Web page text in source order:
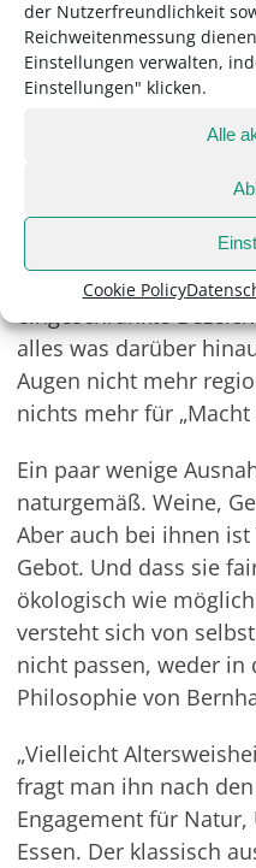
der Nutzerfreundlichkeit
Reichweitenmessung
Einstellungen verwalten,
Einstellungen" klicken.
Alle
Cookie Policy
neuen Laden vor allem
geben soll. Wenn es
„regional“ geht, mag
Kompromisse
Kunde sofort: Was in
regional“ bezeichnet
aus einem Umkreis
kommen. Bei einer
Kilometern verwendet
eingeschränkte
alles was darüber
Augen nicht mehr
nichts mehr für „Macht
Ein paar wenige
naturgemäß. Weine,
Aber auch bei ihnen
Gebot. Und dass sie
ökologisch wie
versteht sich von
nicht passen, weder in
Philosophie von
„Vielleicht
fragt man ihn nach
Engagement für
Essen. Der klassisch